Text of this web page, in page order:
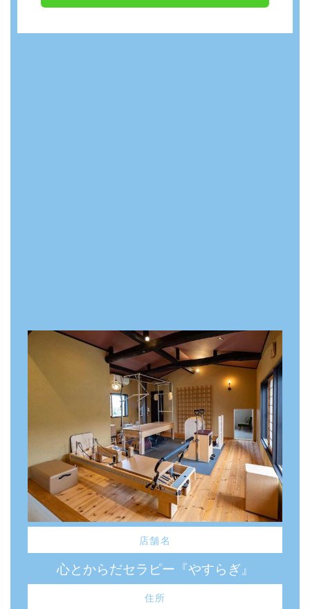
店舗名
心とからだセラピー『やすらぎ』
住所